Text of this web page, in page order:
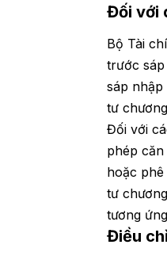
Đối với
Bộ Tài
trước
sáp
tư
Đối với
phép
hoặc
tư
tương
Điều